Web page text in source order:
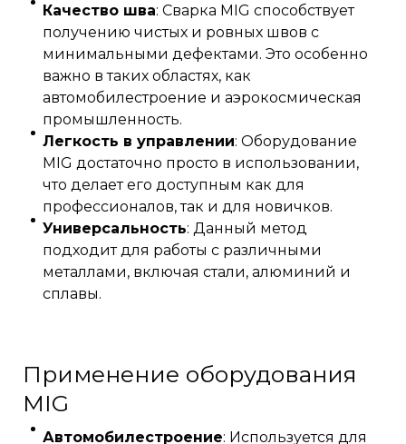
Качество шва: Сварка MIG способствует
получению чистых и ровных швов с
минимальными дефектами. Это особенно
важно в таких областях, как
автомобилестроение и аэрокосмическая
промышленность.
Легкость в управлении: Оборудование
MIG достаточно просто в использовании,
что делает его доступным как для
профессионалов, так и для новичков.
Универсальность: Данный метод
подходит для работы с различными
металлами, включая стали, алюминий и
сплавы.
Применение оборудования
MIG
Автомобилестроение: Используется для